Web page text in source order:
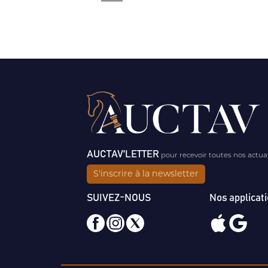
AUCTAV'LETTER pour recevoir toutes nos
S'inscrire à la newsletter
SUIVEZ-NOUS Nos